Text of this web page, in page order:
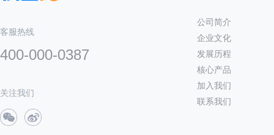
客服热线
400-000-0387
关注我们
公司简介
企业文化
发展历程
核心产品
加入我们
联系我们